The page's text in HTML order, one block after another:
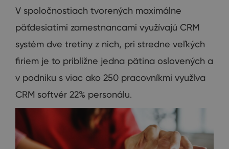
V spoločnostiach tvorených maximálne
päťdesiatimi zamestnancami využívajú CRM
systém dve tretiny z nich, pri stredne veľkých
firiem je to približne jedna pätina oslovených a
v podniku s viac ako 250 pracovníkmi využíva
CRM softvér 22% personálu.